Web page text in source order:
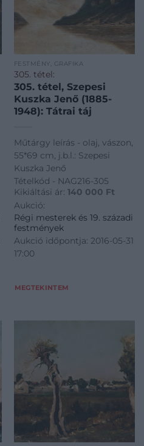
FESTMÉNY, GRAFIKA
305. tétel:
305. tétel, Szepesi
Kuszka Jenő (1885-
1948): Tátrai táj
Műtárgy leírás - olaj, vászon,
55*69 cm, j.b.l.: Szepesi
Kuszka Jenő
Tételkód - NAG216-305
Kikiáltási ár: 140 000 Ft
Aukció:
Régi mesterek és 19. századi
festmények
Aukció időpontja: 2016-05-31
17:00
MEGTEKINTEM